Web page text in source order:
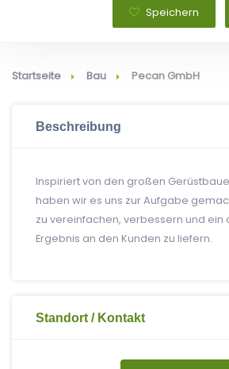
Speichern
Startseite Bau Pecan GmbH
Beschreibung
Inspiriert von den großen
haben wir es uns zur Aufgabe
zu vereinfachen, verbessern und ein
Ergebnis an den Kunden zu liefern.
Standort / Kontakt